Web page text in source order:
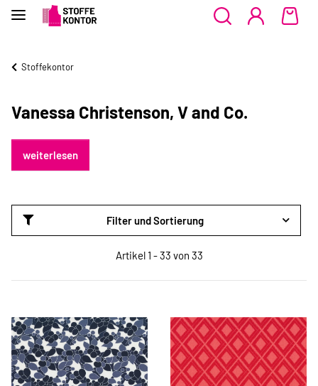
Stoffekontor
Vanessa Christenson, V and Co.
weiterlesen
Filter und Sortierung
Artikel 1 - 33 von 33